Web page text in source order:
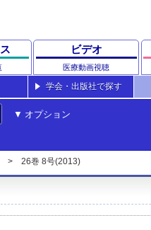
ビデオ
医療動画視聴
学会・出版社で探す
オプション
26巻 8号(2013)